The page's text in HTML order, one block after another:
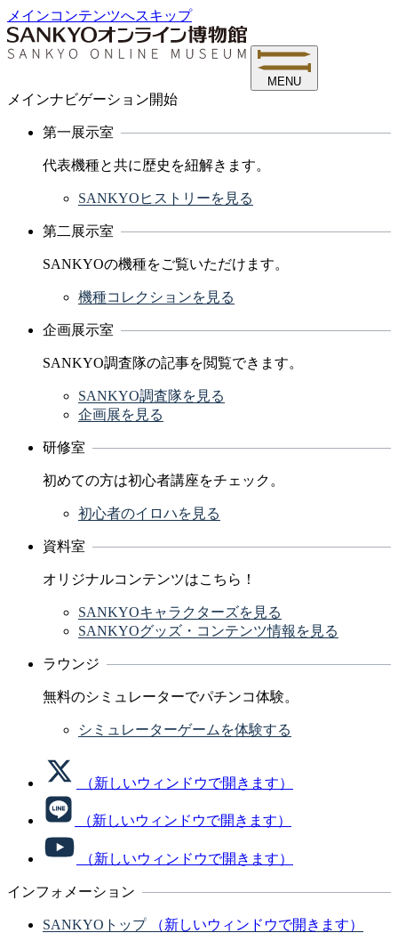
メインコンテンツへスキップ
MENU
メインナビゲーション開始
第一展示室
代表機種と共に歴史を紐解きます。
SANKYOヒストリーを見る
第二展示室
SANKYOの機種をご覧いただけます。
機種コレクションを見る
企画展示室
SANKYO調査隊の記事を閲覧できます。
SANKYO調査隊を見る
企画展を見る
研修室
初めての方は初心者講座をチェック。
初心者のイロハを見る
資料室
オリジナルコンテンツはこちら！
SANKYOキャラクターズを見る
SANKYOグッズ・コンテンツ情報を見る
ラウンジ
無料のシミュレーターでパチンコ体験。
シミュレーターゲームを体験する
（新しいウィンドウで開きます）
（新しいウィンドウで開きます）
（新しいウィンドウで開きます）
インフォメーション
SANKYOトップ
（新しいウィンドウで開きます）